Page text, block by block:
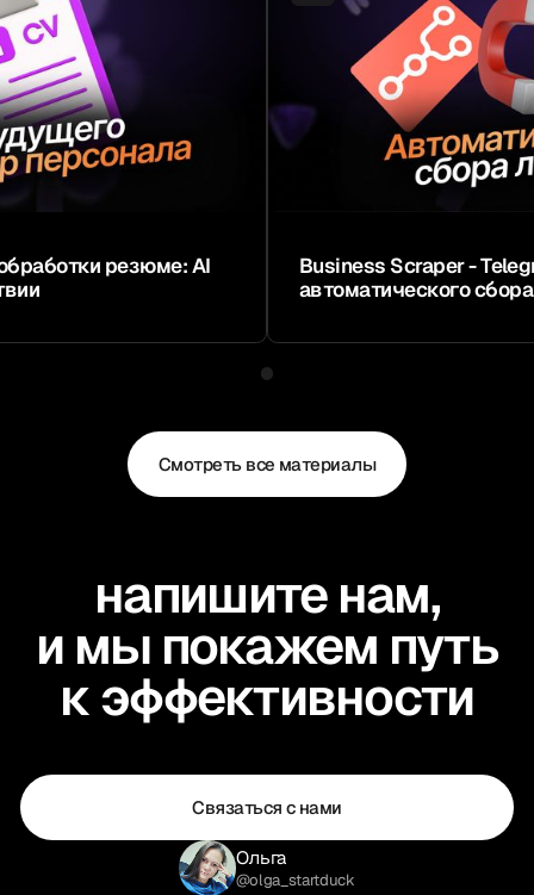
резюме: AI
Business Scraper -
автоматического
Смотреть все материалы
напишите нам,
и мы покажем путь
к эффективности
Связаться с нами
Ольга
@olga_startduck